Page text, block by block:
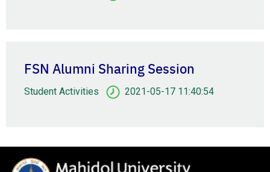
FSN Alumni Sharing Session
Student Activities 2021-05-17 11:40:54